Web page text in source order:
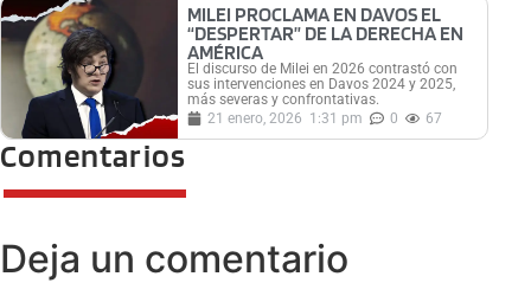
MILEI PROCLAMA EN DAVOS EL
“DESPERTAR” DE LA DERECHA EN
AMÉRICA
El discurso de Milei en 2026 contrastó con
sus intervenciones en Davos 2024 y 2025,
más severas y confrontativas.
21 enero, 2026 1:31 pm 0 67
Comentarios
Deja un comentario